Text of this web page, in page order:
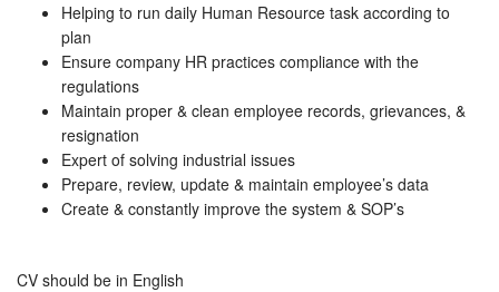
Helping to run daily Human Resource task according to
plan
Ensure company HR practices compliance with the
regulations
Maintain proper & clean employee records, grievances, &
resignation
Expert of solving industrial issues
Prepare, review, update & maintain employee’s data
Create & constantly improve the system & SOP’s
CV should be in English